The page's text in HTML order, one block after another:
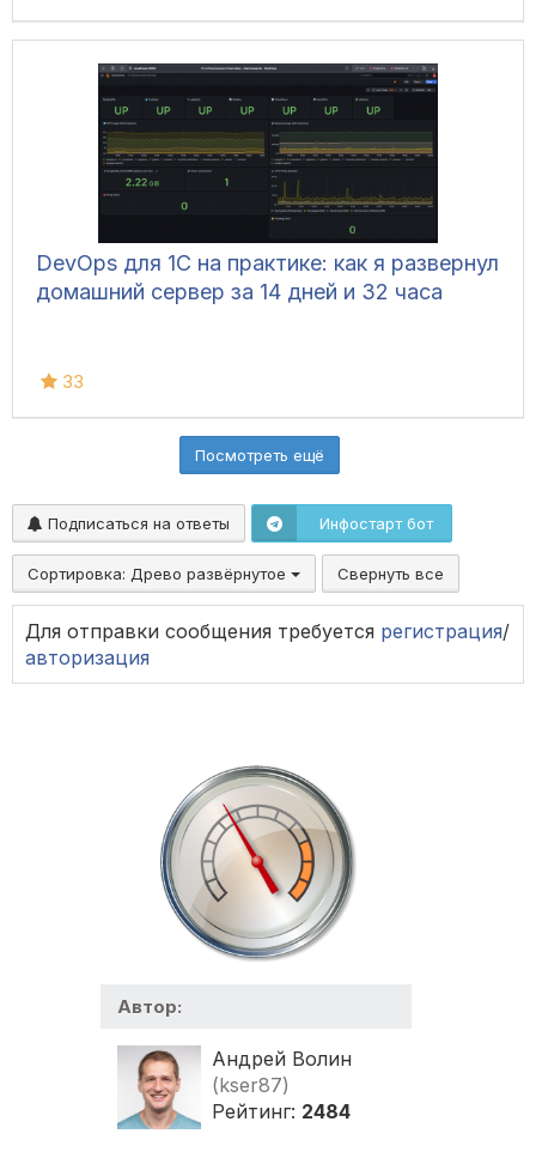
DevOps для 1С на практике: как я развернул
домашний сервер за 14 дней и 32 часа
33
Посмотреть ещё
Подписаться на ответы Инфостарт бот
Сортировка: Древо развёрнутое Свернуть все
Для отправки сообщения требуется регистрация/
авторизация
Автор:
Андрей Волин
(kser87)
Рейтинг: 2484